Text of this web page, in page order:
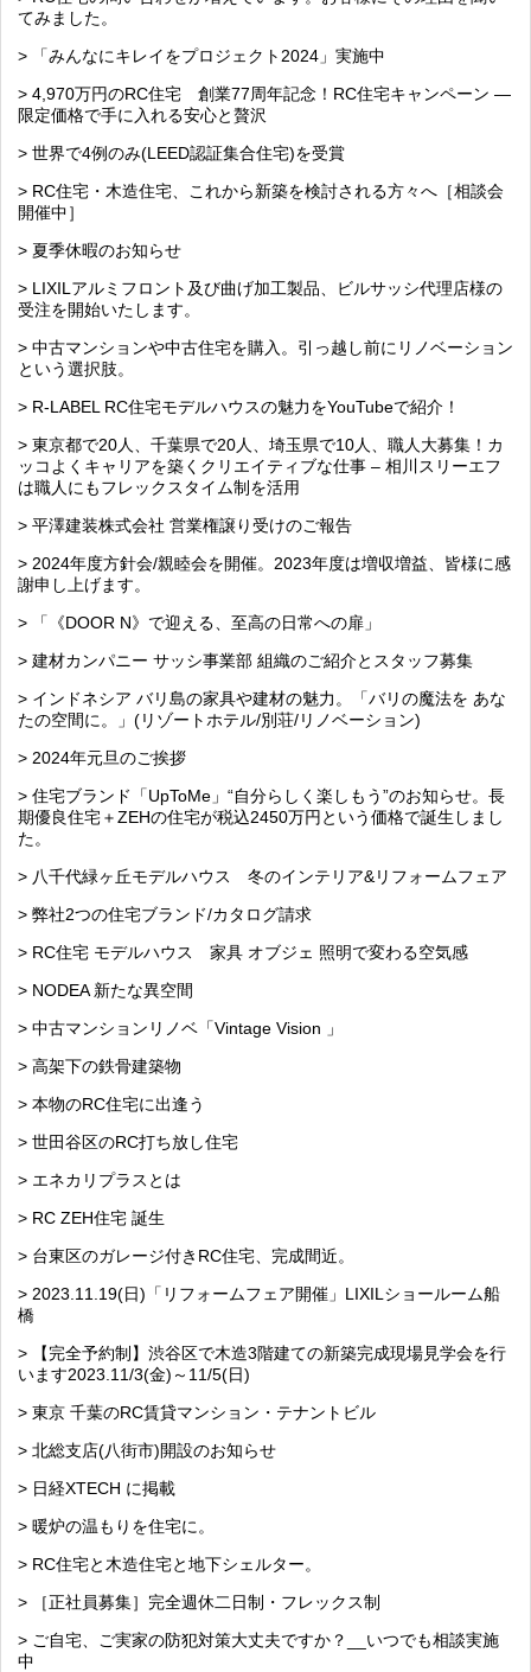
てみました。
> 「みんなにキレイをプロジェクト2024」実施中
> 4,970万円のRC住宅 創業77周年記念！RC住宅キャンペーン ―
限定価格で手に入れる安心と贅沢
> 世界で4例のみ(LEED認証集合住宅)を受賞
> RC住宅・木造住宅、これから新築を検討される方々へ［相談会
開催中］
> 夏季休暇のお知らせ
> LIXILアルミフロント及び曲げ加工製品、ビルサッシ代理店様の
受注を開始いたします。
> 中古マンションや中古住宅を購入。引っ越し前にリノベーション
という選択肢。
> R-LABEL RC住宅モデルハウスの魅力をYouTubeで紹介！
> 東京都で20人、千葉県で20人、埼玉県で10人、職人大募集！カ
ッコよくキャリアを築くクリエイティブな仕事 – 相川スリーエフ
は職人にもフレックスタイム制を活用
> 平澤建装株式会社 営業権譲り受けのご報告
> 2024年度方針会/親睦会を開催。2023年度は増収増益、皆様に感
謝申し上げます。
> 「《DOOR N》で迎える、至高の日常への扉」
> 建材カンパニー サッシ事業部 組織のご紹介とスタッフ募集
> インドネシア バリ島の家具や建材の魅力。「バリの魔法を あな
たの空間に。」(リゾートホテル/別荘/リノベーション)
> 2024年元旦のご挨拶
> 住宅ブランド「UpToMe」“自分らしく楽しもう”のお知らせ。長
期優良住宅＋ZEHの住宅が税込2450万円という価格で誕生しまし
た。
> 八千代緑ヶ丘モデルハウス 冬のインテリア&リフォームフェア
> 弊社2つの住宅ブランド/カタログ請求
> RC住宅 モデルハウス 家具 オブジェ 照明で変わる空気感
> NODEA 新たな異空間
> 中古マンションリノベ「Vintage Vision 」
> 高架下の鉄骨建築物
> 本物のRC住宅に出逢う
> 世田谷区のRC打ち放し住宅
> エネカリプラスとは
> RC ZEH住宅 誕生
> 台東区のガレージ付きRC住宅、完成間近。
> 2023.11.19(日)「リフォームフェア開催」LIXILショールーム船
橋
> 【完全予約制】渋谷区で木造3階建ての新築完成現場見学会を行
います2023.11/3(金)～11/5(日)
> 東京 千葉のRC賃貸マンション・テナントビル
> 北総支店(八街市)開設のお知らせ
> 日経XTECH に掲載
> 暖炉の温もりを住宅に。
> RC住宅と木造住宅と地下シェルター。
> ［正社員募集］完全週休二日制・フレックス制
> ご自宅、ご実家の防犯対策大丈夫ですか？__いつでも相談実施
中